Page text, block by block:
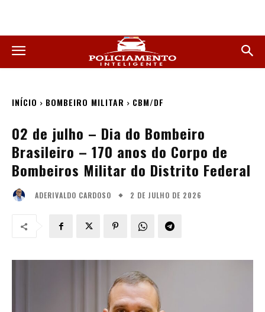
INÍCIO BOMBEIRO MILITAR CBM/DF
02 de julho – Dia do Bombeiro
Brasileiro – 170 anos do Corpo de
Bombeiros Militar do Distrito Federal
ADERIVALDO CARDOSO 2 DE JULHO DE 2026